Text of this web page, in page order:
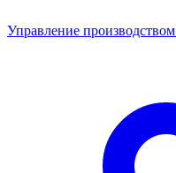
Управление производством